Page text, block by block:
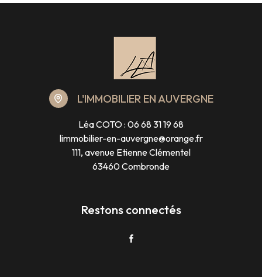
L'IMMOBILIER EN AUVERGNE
Léa COTO : 06 68 31 19 68
limmobilier-en-auvergne@orange.fr
111, avenue Etienne Clémentel
63460 Combronde
Restons connectés